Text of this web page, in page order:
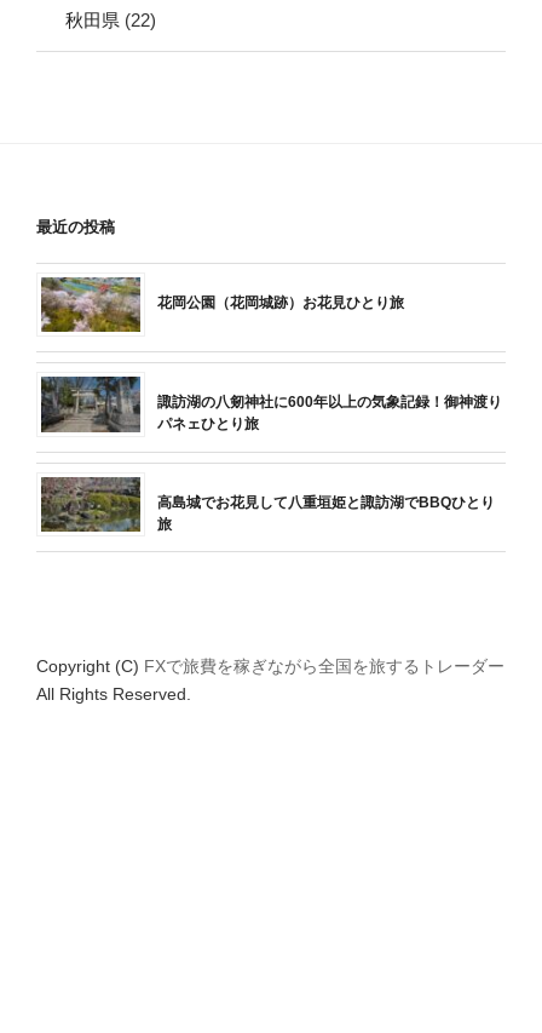
秋田県 (22)
最近の投稿
花岡公園（花岡城跡）お花見ひとり旅
諏訪湖の八剱神社に600年以上の気象記録！御神渡り
パネェひとり旅
高島城でお花見して八重垣姫と諏訪湖でBBQひとり
旅
Copyright (C) FXで旅費を稼ぎながら全国を旅するトレーダー
All Rights Reserved.